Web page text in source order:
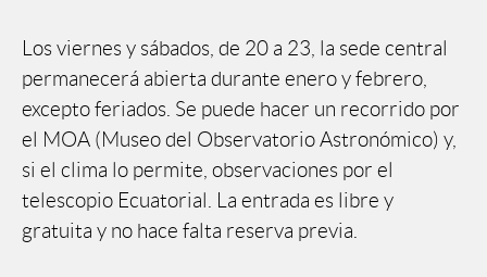
Los viernes y sábados, de 20 a 23, la sede central
permanecerá abierta durante enero y febrero,
excepto feriados. Se puede hacer un recorrido por
el MOA (Museo del Observatorio Astronómico) y,
si el clima lo permite, observaciones por el
telescopio Ecuatorial. La entrada es libre y
gratuita y no hace falta reserva previa.